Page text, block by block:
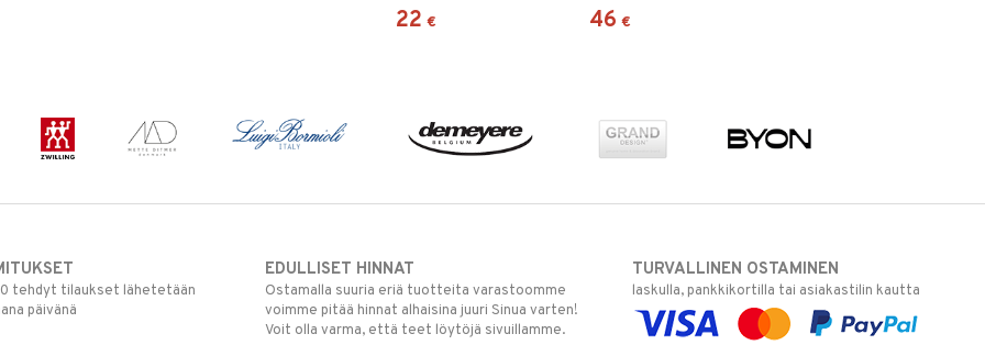
22 € 46 €
tehdyt tilaukset lähetetään
päivänä
EDULLISET HINNAT
Ostamalla suuria eriä tuotteita varastoomme
voimme pitää hinnat alhaisina juuri Sinua varten!
Voit olla varma, että teet löytöjä sivuillamme.
TURVALLINEN OSTAMINEN
laskulla, pankkikortilla tai asiakastilin kautta